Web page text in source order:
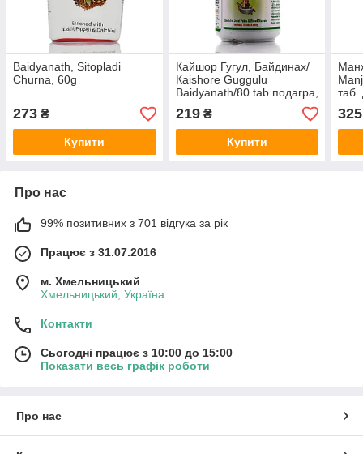
Baidyanath, Sitopladi
Churna, 60g
273 ₴
Купити
Кайшор Гугул, Байдинах/
Каishore Guggulu
Baidyanath/80 tab подагра,
артрит, артроз, суглоби,
діабет
219₴
Купити
325
Про нас
99% позитивних з 701 відгука за рік
Працює з 31.07.2016
м. Хмельницький
Хмельницький, Україна
Контакти
Сьогодні працює з 10:00 до 15:00
Показати весь графік роботи
Про нас